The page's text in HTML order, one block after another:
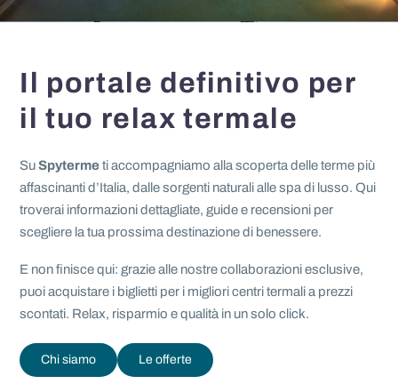
Il portale definitivo per
il tuo relax termale
SuSpyterme ti accompagniamo alla scoperta delle terme più
affascinanti d’Italia, dalle sorgenti naturali alle spa di lusso. Qui
troverai informazioni dettagliate, guide e recensioni per
scegliere la tua prossima destinazione di benessere.
E non finisce qui: grazie alle nostre collaborazioni esclusive,
puoi acquistare i biglietti per i migliori centri termali a prezzi
scontati. Relax, risparmio e qualità in un solo click.
Chi siamo Le offerte